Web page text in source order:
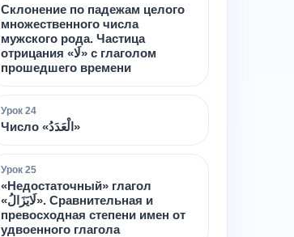
Склонение по падежам целого
множественного числа
мужского рода. Частица
отрицания «لَا» с глаголом
прошедшего времени
Урок 24
Число «الْعَدَدُ»
Урок 25
«Недостаточный» глагол
«لَايَزَالُ». Сравнительная и
превосходная степени имен от
удвоенного глагола